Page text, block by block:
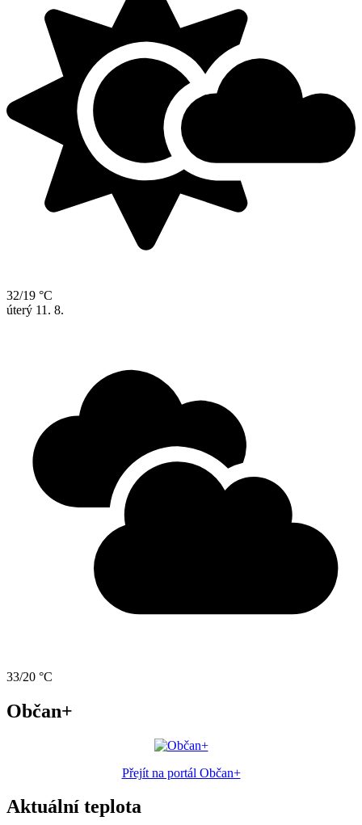
32/19 °C
úterý 11. 8.
33/20 °C
Občan+
Přejít na portál Občan+
Aktuální teplota